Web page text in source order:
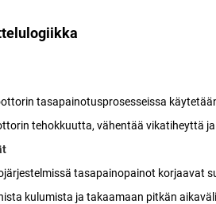
tasapainotusprosesseissa
tehokkuutta, vähentää vikatiheyttä
tasapainopainot korjaavat
kulumista ja takaamaan pitkän